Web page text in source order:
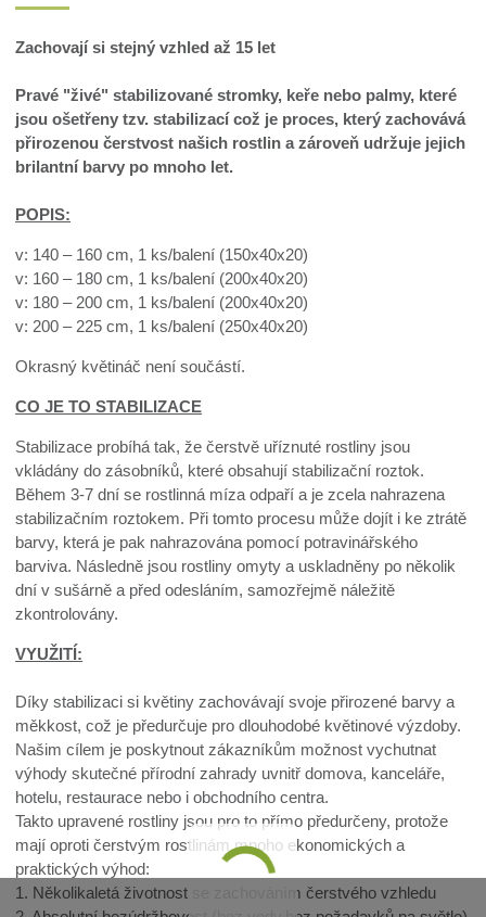
Zachovají si stejný vzhled až 15 let
Pravé "živé" stabilizované stromky, keře nebo palmy, které
jsou ošetřeny tzv. stabilizací což je proces, který zachovává
přirozenou čerstvost našich rostlin a zároveň udržuje jejich
brilantní barvy po mnoho let.
POPIS:
v: 140 – 160 cm, 1 ks/balení (150x40x20)
v: 160 – 180 cm, 1 ks/balení (200x40x20)
v: 180 – 200 cm, 1 ks/balení (200x40x20)
v: 200 – 225 cm, 1 ks/balení (250x40x20)
Okrasný květináč není součástí.
CO JE TO STABILIZACE
Stabilizace probíhá tak, že čerstvě uříznuté rostliny jsou
vkládány do zásobníků, které obsahují stabilizační roztok.
Během 3-7 dní se rostlinná míza odpaří a je zcela nahrazena
stabilizačním roztokem. Při tomto procesu může dojít i ke ztrátě
barvy, která je pak nahrazována pomocí potravinářského
barviva. Následně jsou rostliny omyty a uskladněny po několik
dní v sušárně a před odesláním, samozřejmě náležitě
zkontrolovány.
VYUŽITÍ:
Díky stabilizaci si květiny zachovávají svoje přirozené barvy a
měkkost, což je předurčuje pro dlouhodobé květinové výzdoby.
Našim cílem je poskytnout zákazníkům možnost vychutnat
výhody skutečné přírodní zahrady uvnitř domova, kanceláře,
hotelu, restaurace nebo i obchodního centra.
Takto upravené rostliny jsou pro to přímo předurčeny, protože
mají oproti čerstvým rostlinám mnoho ekonomických a
praktických výhod:
1. Několikaletá životnost se zachováním čerstvého vzhledu